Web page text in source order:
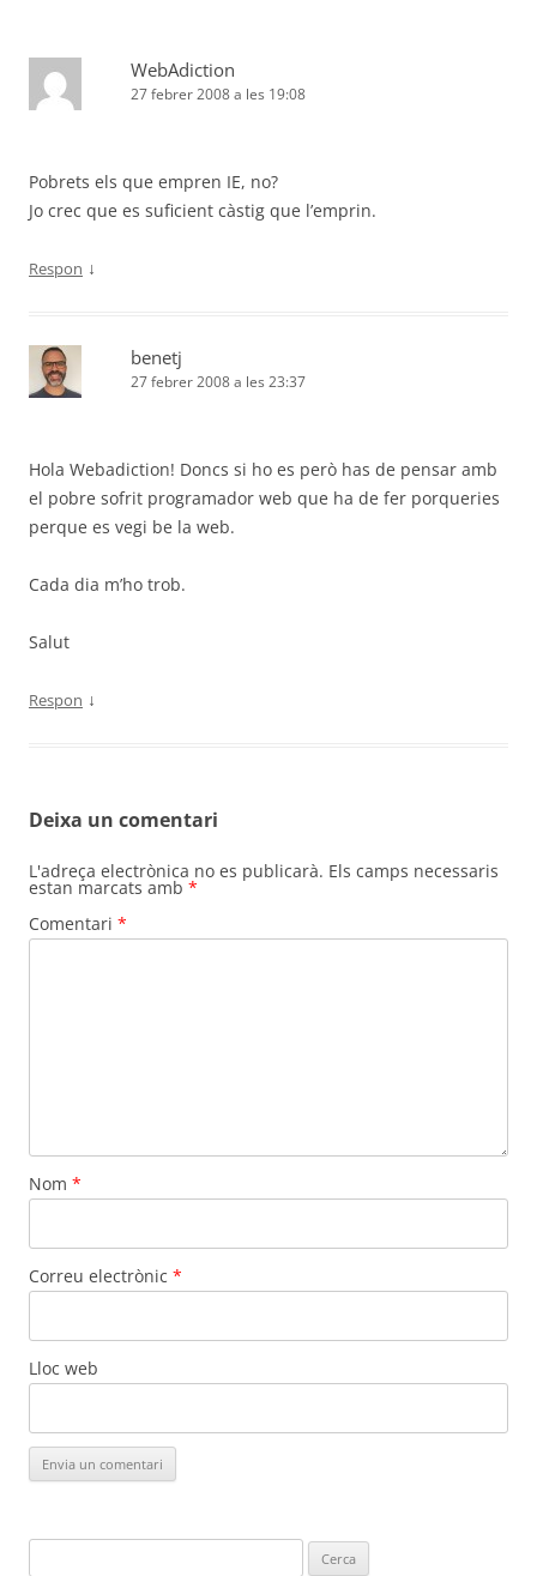
WebAdiction
27 febrer 2008 a les 19:08
Pobrets els que empren IE, no?
Jo crec que es suficient càstig que l’emprin.
Respon ↓
benetj
27 febrer 2008 a les 23:37
Hola Webadiction! Doncs si ho es però has de pensar amb
el pobre sofrit programador web que ha de fer porqueries
perque es vegi be la web.
Cada dia m’ho trob.
Salut
Respon ↓
Deixa un comentari
L'adreça electrònica no es publicarà. Els camps necessaris
estan marcats amb *
Comentari *
Nom *
Correu electrònic *
Lloc web